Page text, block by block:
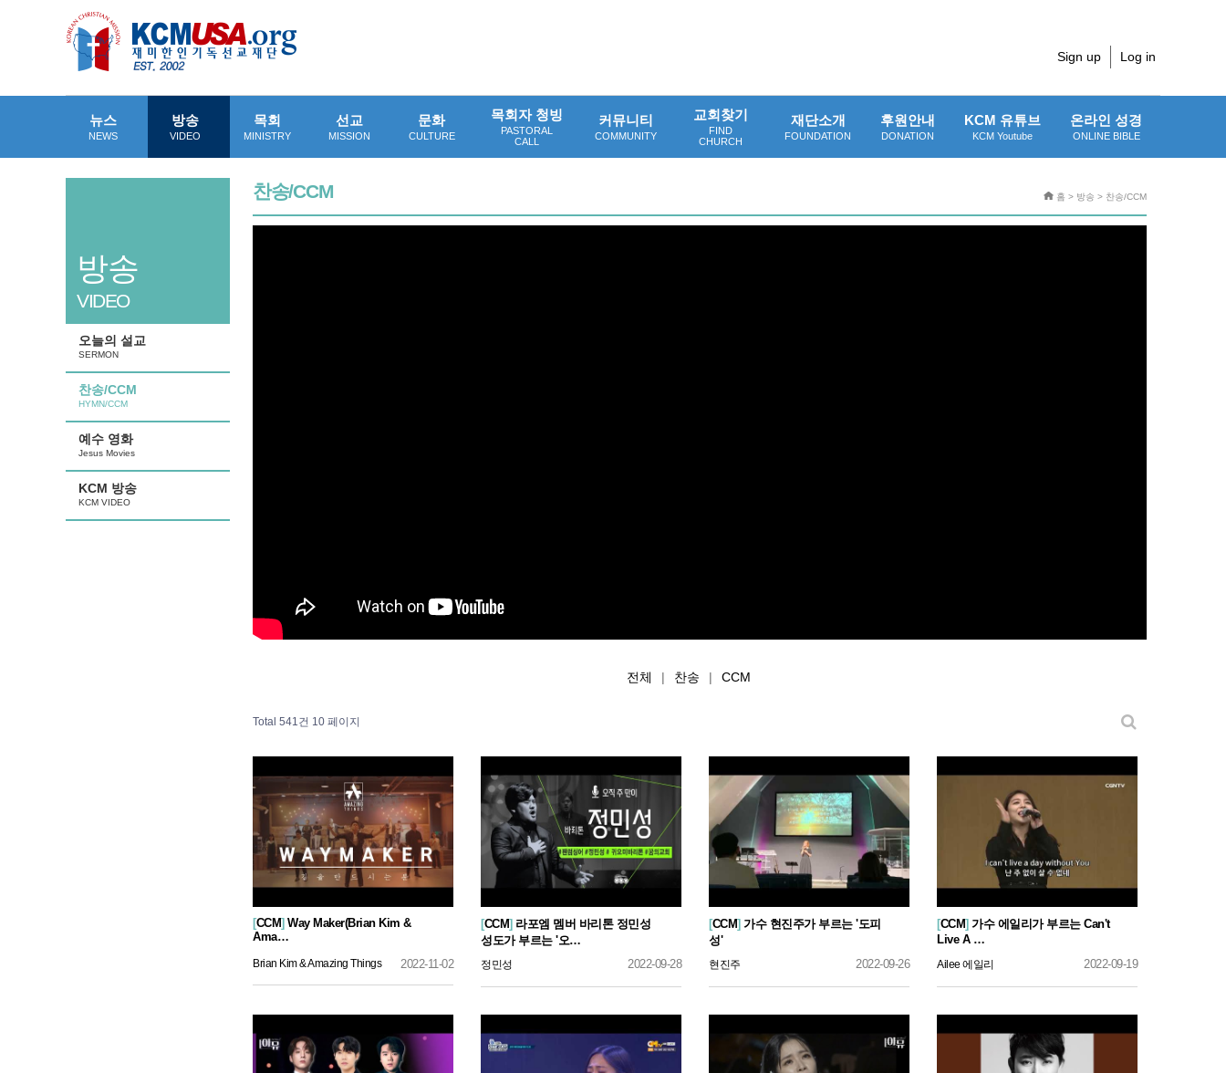
Sign up Log in
뉴스
NEWS
방송
VIDEO
목회
MINISTRY
선교
MISSION
문화
CULTURE
목회자 청빙
PASTORAL
CALL
커뮤니티
COMMUNITY
교회찾기
FIND
CHURCH
재단소개
FOUNDATION
후원안내
DONATION
KCM 유튜브
KCM Youtube
온라인 성경
ONLINE BIBLE
방송
VIDEO
오늘의 설교
SERMON
찬송/CCM
HYMN/CCM
예수 영화
Jesus Movies
KCM 방송
KCM VIDEO
찬송/CCM 홈 > 방송 > 찬송/CCM
전체 | 찬송 | CCM
Total 541건 10 페이지
[CCM] Way Maker(Brian Kim &
Ama…
Brian Kim & Amazing Things 2022-11-02
[CCM] 라포엠 멤버 바리톤 정민성
성도가 부르는 '오…
정민성 2022-09-28
[CCM] 가수 현진주가 부르는 '도피
성'
현진주 2022-09-26
[CCM] 가수 에일리가 부르는 Can't
Live A …
Ailee 에일리 2022-09-19